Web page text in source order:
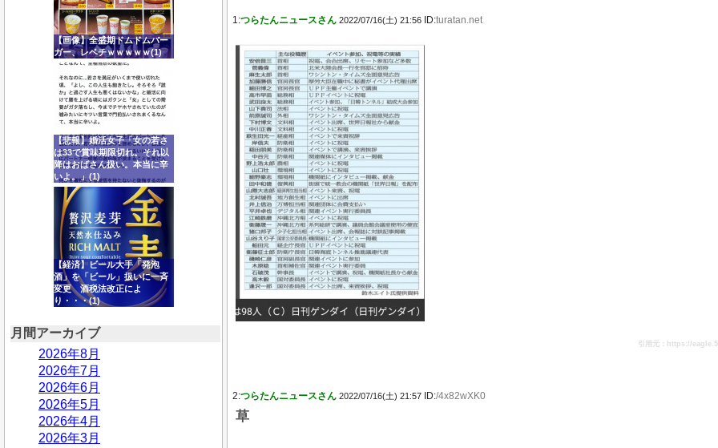
【画像】全盛期ドムドムバー
ガー、レベチｗｗｗｗｗ(1)
【悲報】婚活女子「女の若さ
は33で賞味期限切れ。それ以
降はおばさん扱い。本当に辛
いよ。」(1)
【経済】ビール大手「発泡
酒」を「ビール」扱いに一斉
変更 酒税法改正によ
り・・・(1)
月間アーカイブ
2026年8月
2026年7月
2026年6月
2026年5月
2026年4月
2026年3月
1:つらたんニュースさん 2022/07/16(土) 21:56 ID:turatan.net
引用元：https://
2:つらたんニュースさん 2022/07/16(土) 21:57 ID:/4x82wXK0
草